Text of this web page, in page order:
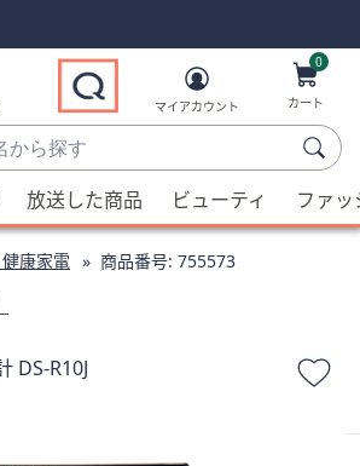
マイアカウント
0
カート
放送した商品 ビューティ ファ
康家電 商品番号: 755573
DS-R10J